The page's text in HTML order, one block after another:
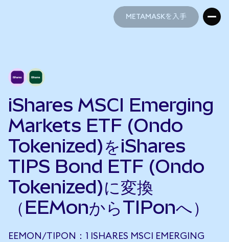
METAMASKを入手
iShares MSCI Emerging
Markets ETF (Ondo
Tokenized)をiShares
TIPS Bond ETF (Ondo
Tokenized)に変換
（EEMonからTIPonへ）
EEMON/TIPON：1 ISHARES MSCI EMERGING